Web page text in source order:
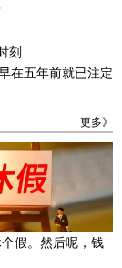
刻
在五年前就已注定
更多》
假。然后呢，钱